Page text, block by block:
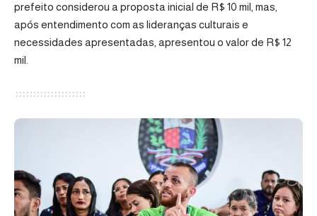
prefeito considerou a proposta inicial de R$ 10 mil, mas,
após entendimento com as lideranças culturais e
necessidades apresentadas, apresentou o valor de R$ 12
mil.